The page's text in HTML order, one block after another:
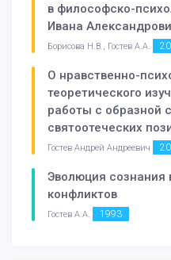
в философско-
Ивана
Борисова Н.В., Гостев А.А.
О нравственно-
теоретического
работы с образной
святоотеческих
Гостев Андрей Андреевич
Эволюция сознания
конфликтов
Гостев А.А. 1993